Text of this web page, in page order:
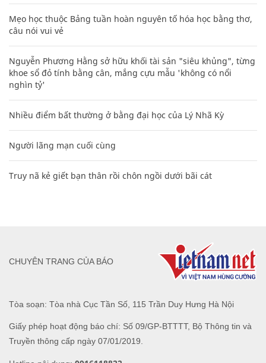
Mẹo học thuộc Bảng tuần hoàn nguyên tố hóa học bằng thơ,
câu nói vui vẻ
Nguyễn Phương Hằng sở hữu khối tài sản "siêu khủng", từng
khoe sổ đỏ tính bằng cân, mắng cựu mẫu 'không có nổi
nghìn tỷ'
Nhiều điểm bất thường ở bằng đại học của Lý Nhã Kỳ
Người lãng mạn cuối cùng
Truy nã kẻ giết bạn thân rồi chôn ngồi dưới bãi cát
Tòa soạn: Tòa nhà Cục Tần Số, 115 Trần Duy Hưng Hà Nội
Giấy phép hoạt động báo chí: Số 09/GP-BTTTT, Bộ Thông tin và
Truyền thông cấp ngày 07/01/2019.
CHUYÊN TRANG CỦA BÁO